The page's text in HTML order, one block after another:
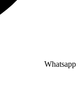
Whatsapp